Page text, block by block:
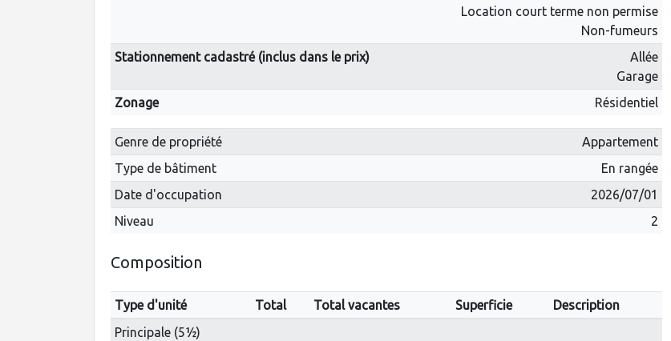
Location court terme non permise
Non-fumeurs
Stationnement cadastré (inclus dans le prix)
Allée
Garage
Zonage
Résidentiel
Genre de propriété
Appartement
Type de bâtiment
En rangée
Date d'occupation
2026/07/01
Niveau
2
Composition
Type d'unité Total Total vacantes Superficie
Description
Principale (5½)